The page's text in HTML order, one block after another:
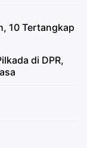
10 Tertangkap
di DPR,